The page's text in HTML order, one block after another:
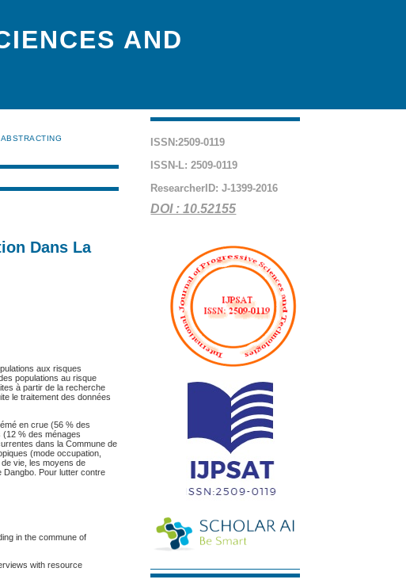
AND
ISSN:2509-0119
ISSN-L: 2509-0119
ResearcherID: J-1399-2016
DOI : 10.52155
Dans La
aux risques
populations au risque
à partir de la recherche
le traitement des données
en crue (56 % des
% des ménages
dans la Commune de
(mode occupation,
vie, les moyens de
Pour lutter contre
in the commune of
with resource